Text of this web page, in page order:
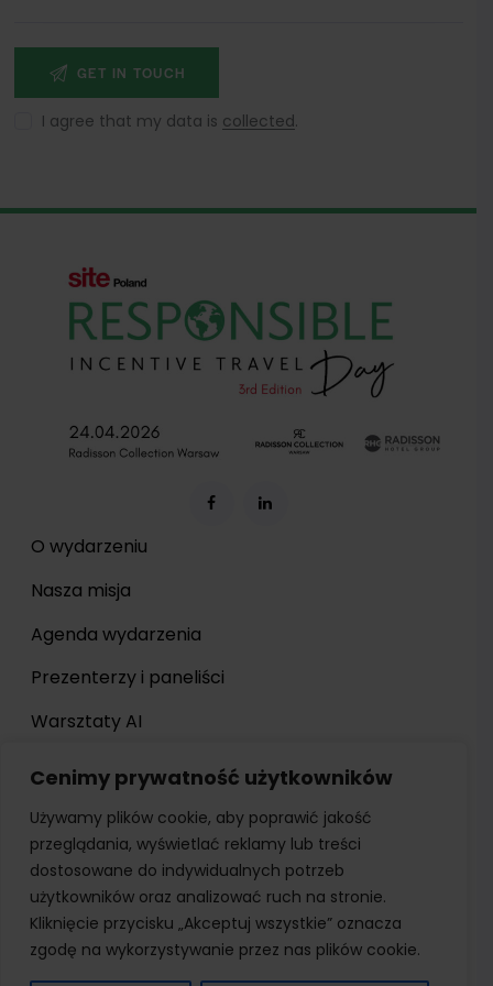
Cenimy prywatność użytkowników
Używamy plików cookie, aby poprawić jakość
przeglądania, wyświetlać reklamy lub treści
dostosowane do indywidualnych potrzeb
użytkowników oraz analizować ruch na stronie.
Kliknięcie przycisku „Akceptuj wszystkie” oznacza
zgodę na wykorzystywanie przez nas plików cookie.
I agree that my data is collected.
O wydarzeniu
Nasza misja
Agenda wydarzenia
Prezenterzy i paneliści
Warsztaty AI
Galeria
Poprzednie edycje
Rejestracja
Polityka prywatności